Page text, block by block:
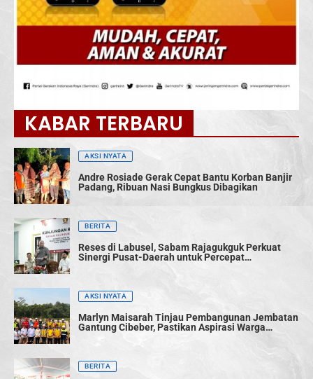
KABAR TERBARU
AKSI NYATA
Andre Rosiade Gerak Cepat Bantu Korban Banjir
Padang, Ribuan Nasi Bungkus Dibagikan
BERITA
Reses di Labusel, Sabam Rajagukguk Perkuat
Sinergi Pusat-Daerah untuk Percepat
AKSI NYATA
Marlyn Maisarah Tinjau Pembangunan Jembatan
Gantung Cibeber, Pastikan Aspirasi Warga
BERITA